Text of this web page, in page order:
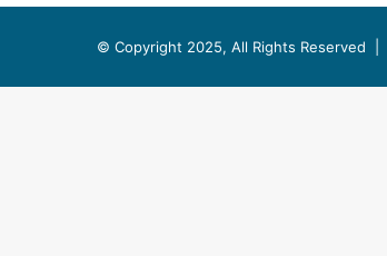
© Copyright 2025, All Rights Reserved |